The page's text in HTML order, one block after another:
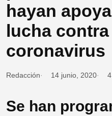
hayan
lucha contra
coronavirus
Redacción 14 junio, 2020
Se han